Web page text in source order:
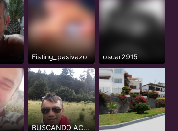
Fisting_pasivazo oscar2915
BUSCANDO ACTIVOS O INTER MAS ACTIVO NADA DE PASIVOS